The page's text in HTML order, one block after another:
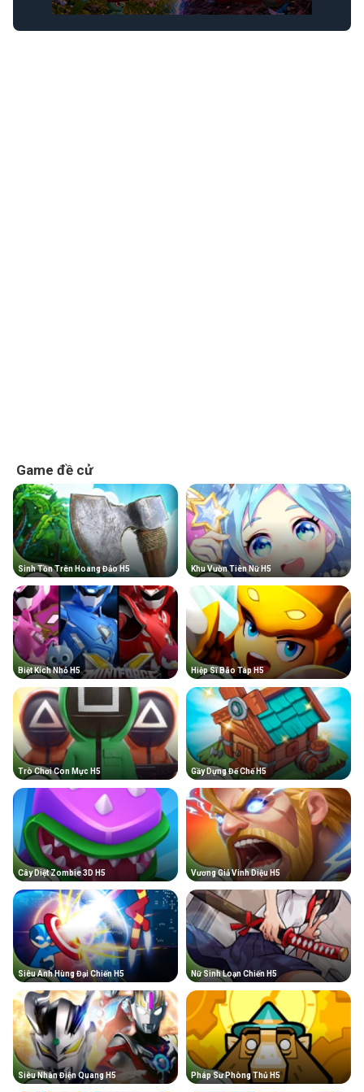
Game đề cử
Sinh Tồn Trên Hoang Đảo H5 Khu Vườn Tiên Nữ H5
Biệt Kích Nhỏ H5 Hiệp Sĩ Bão Táp H5
Trò Chơi Con Mực H5 Gầy Dựng Đế Chế H5
Cây Diệt Zombie 3D H5 Vương Giả Vinh Diệu H5
Siêu Anh Hùng Đại Chiến H5 Nữ Sinh Loạn Chiến H5
Siêu Nhân Điện Quang H5 Pháp Sư Phòng Thủ H5